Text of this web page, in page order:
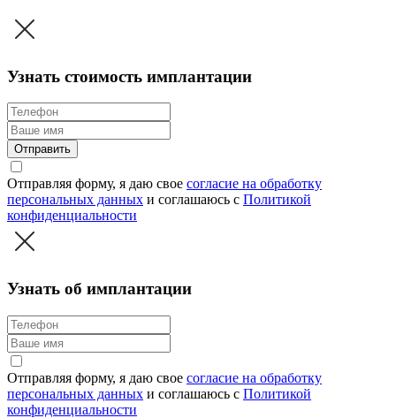
Узнать стоимость имплантации
Отправить
Отправляя форму, я даю свое согласие на обработку
персональных данных и соглашаюсь c Политикой
конфиденциальности
Узнать об имплантации
Отправляя форму, я даю свое согласие на обработку
персональных данных и соглашаюсь c Политикой
конфиденциальности